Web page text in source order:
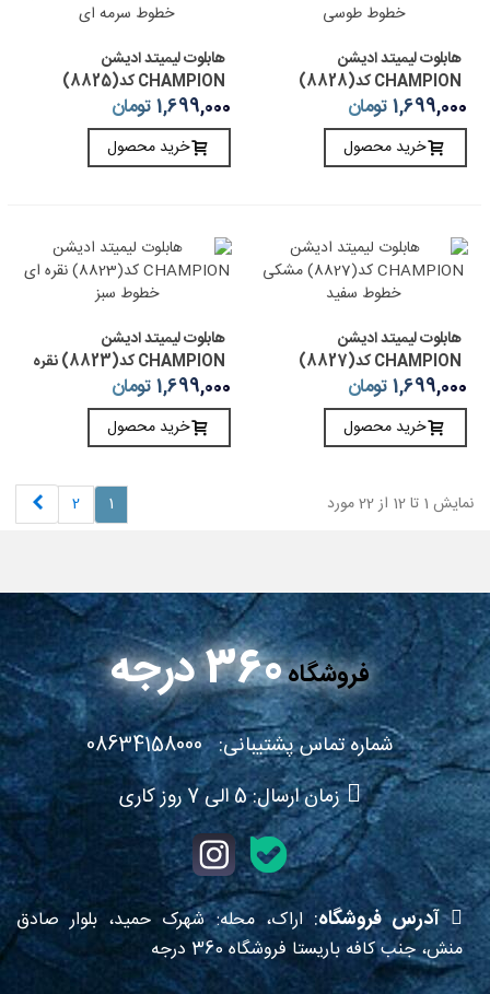
هابلوت لیمیتد ادیشن
CHAMPION کد(8828)
مشکی خطوط طوسی
1,699,000 تومان
خرید محصول
هابلوت لیمیتد ادیشن
CHAMPION کد(8825)
مشکی خطوط سرمه ای
1,699,000 تومان
خرید محصول
هابلوت لیمیتد ادیشن
CHAMPION کد(8827)
مشکی خطوط سفید
1,699,000 تومان
خرید محصول
هابلوت لیمیتد ادیشن
CHAMPION کد(8823) نقره
ای خطوط سبز
1,699,000 تومان
خرید محصول
نمایش 1 تا 12 از 22 مورد 1
2
فروشگاه360 درجه
شماره تماس پشتیبانی: 08634158000
زمان ارسال: 5 الی 7 روز کاری
آدرس فروشگاه:اراک، محله: شهرک حمید، بلوار صادق
منش، جنب کافه باریستا فروشگاه 360 درجه